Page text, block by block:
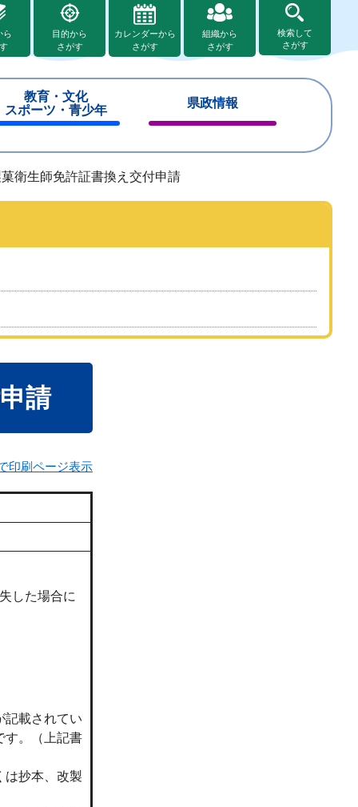
ら
目的から
さがす
カレンダーから
さがす
組織から
さがす
検索して
さがす
教育・文化
スポーツ・青少年
県政情報
じ
る
衛生師免許証書換え交付申請
請
印刷ページ表示
した場合に
記載されてい
す。（上記書
は抄本、改製